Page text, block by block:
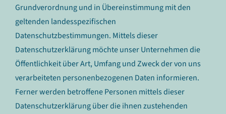
Grundverordnung und in Übereinstimmung mit den
geltenden landesspezifischen
Datenschutzbestimmungen. Mittels dieser
Datenschutzerklärung möchte unser Unternehmen die
Öffentlichkeit über Art, Umfang und Zweck der von uns
verarbeiteten personenbezogenen Daten informieren.
Ferner werden betroffene Personen mittels dieser
Datenschutzerklärung über die ihnen zustehenden